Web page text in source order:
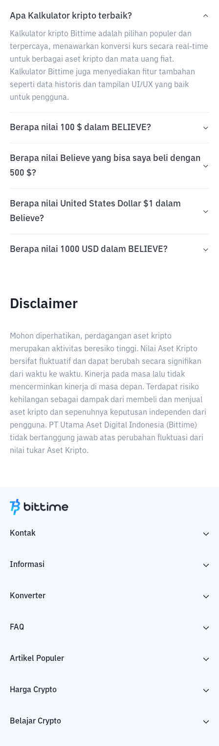
Apa Kalkulator kripto terbaik?
Kalkulator kripto Bittime adalah pilihan populer dan
terpercaya, menawarkan konversi kurs secara real-time
untuk berbagai aset kripto dan mata uang fiat.
Kalkulator Bittime juga menyediakan fitur tambahan
seperti data historis dan tampilan UI/UX yang baik
untuk pengguna.
Berapa nilai 100 $ dalam BELIEVE?
Berapa nilai Believe yang bisa saya beli dengan
500 $?
Berapa nilai United States Dollar $1 dalam
Believe?
Berapa nilai 1000 USD dalam BELIEVE?
Disclaimer
Mohon diperhatikan, perdagangan aset kripto
merupakan aktivitas beresiko tinggi. Nilai Aset Kripto
bersifat fluktuatif dan dapat berubah secara signifikan
dari waktu ke waktu. Kinerja pada masa lalu tidak
mencerminkan kinerja di masa depan. Terdapat risiko
kehilangan sebagai dampak dari membeli dan menjual
aset kripto dan sepenuhnya keputusan independen dari
pengguna. PT Utama Aset Digital Indonesia (Bittime)
tidak bertanggung jawab atas perubahan fluktuasi dari
nilai tukar Aset Kripto.
Kontak
Informasi
Konverter
FAQ
Artikel Populer
Harga Crypto
Belajar Crypto